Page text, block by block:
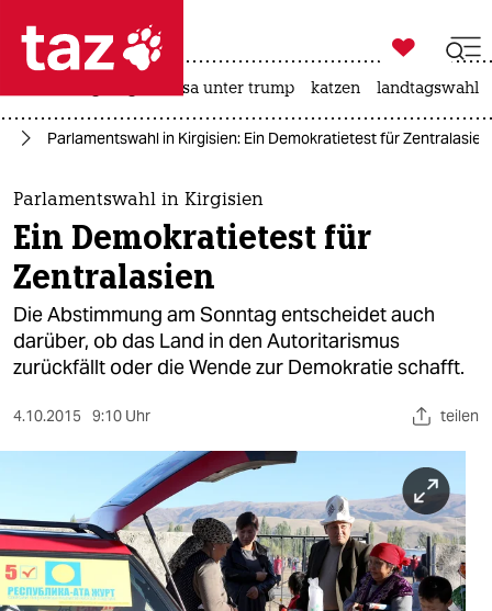
 taz zahl ich
taz zahl ich
themen
politik
öko
gesellschaft
sport
nord
wahrheit

taz zahl ich
usa unter trump katzen landtagswahl
Parlamentswahl in Kirgisien: Ein Demokratietest für Zentralasien
Parlamentswahl in Kirgisien
Ein Demokratietest für
Zentralasien
Die Abstimmung am Sonntag entscheidet auch
darüber, ob das Land in den Autoritarismus
zurückfällt oder die Wende zur Demokratie schafft.
4.10.2015 9:10 Uhr teilen